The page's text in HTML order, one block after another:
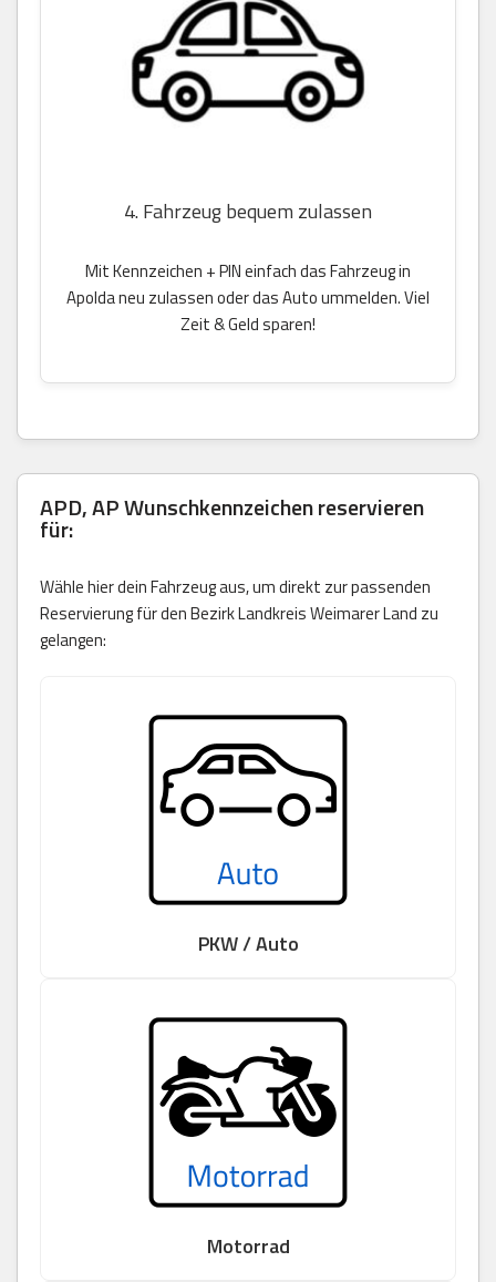
4. Fahrzeug bequem zulassen
Mit Kennzeichen + PIN einfach das Fahrzeug in
Apolda neu zulassen oder das Auto ummelden. Viel
Zeit & Geld sparen!
APD, AP Wunschkennzeichen reservieren
für:
Wähle hier dein Fahrzeug aus, um direkt zur passenden
Reservierung für den Bezirk Landkreis Weimarer Land zu
gelangen:
PKW / Auto
Motorrad